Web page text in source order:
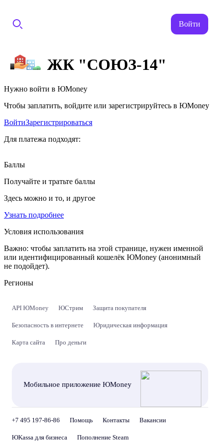
Войти
ЖК "СОЮЗ-14"
Нужно войти в ЮMoney
Чтобы заплатить, войдите или зарегистрируйтесь в ЮMoney
ВойтиЗарегистрироваться
Для платежа подходят:
Баллы
Получайте и тратьте баллы
Здесь можно и то, и другое
Узнать подробнее
Условия использования
Важно: чтобы заплатить на этой странице, нужен именной
или идентифицированный кошелёк ЮMoney (анонимный
не подойдет).
Регионы
API ЮMoney ЮСтрим Защита покупателя
Безопасность в интернете Юридическая информация
Карта сайта Про деньги
Мобильное приложение ЮMoney
+7 495 197-86-86 Помощь Контакты Вакансии
ЮKassa для бизнеса Пополнение Steam